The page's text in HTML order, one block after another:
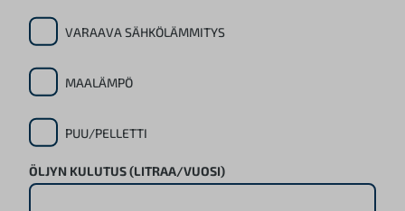
VARAAVA SÄHKÖLÄMMITYS
MAALÄMPÖ
PUU/PELLETTI
ÖLJYN KULUTUS (LITRAA/VUOSI)